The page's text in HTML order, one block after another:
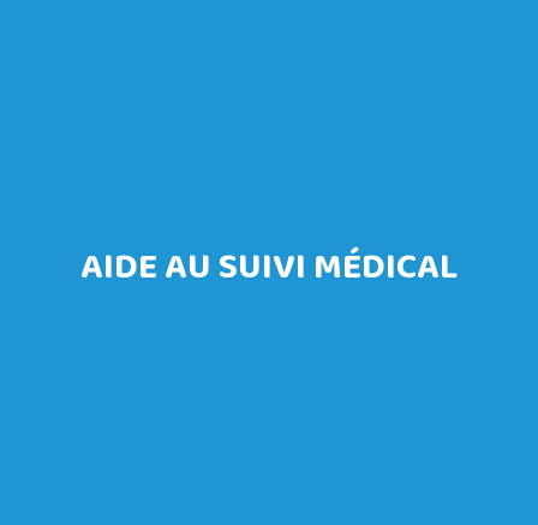
AIDE AU SUIVI MÉDICAL